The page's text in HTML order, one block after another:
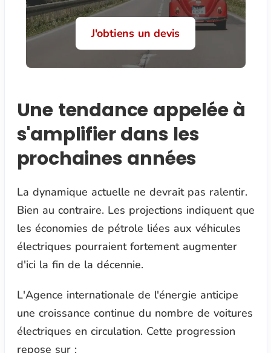
J'obtiens un devis
Une tendance appelée à
s'amplifier dans les
prochaines années
La dynamique actuelle ne devrait pas ralentir.
Bien au contraire. Les projections indiquent que
les économies de pétrole liées aux véhicules
électriques pourraient fortement augmenter
d'ici la fin de la décennie.
L'Agence internationale de l'énergie anticipe
une croissance continue du nombre de voitures
électriques en circulation. Cette progression
repose sur :